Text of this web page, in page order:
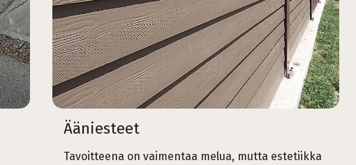
Ääniesteet
Tavoitteena on vaimentaa melua, mutta estetiikka